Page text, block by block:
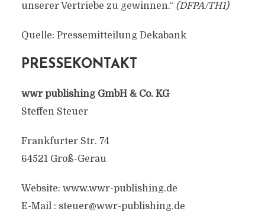
unserer Vertriebe zu gewinnen.“ (DFPA/TH1)
Quelle: Pressemitteilung Dekabank
PRESSEKONTAKT
wwr publishing GmbH & Co. KG
Steffen Steuer
Frankfurter Str. 74
64521 Groß-Gerau
Website: www.wwr-publishing.de
E-Mail : steuer@wwr-publishing.de